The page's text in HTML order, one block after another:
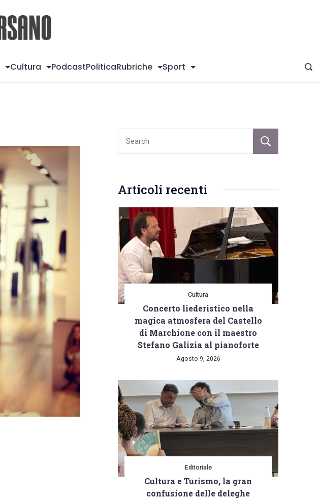
Cultura PodcastPoliticaRubriche Sport
Articoli recenti
Cultura
Concerto liederistico nella
magica atmosfera del Castello
di Marchione con il maestro
Stefano Galizia al pianoforte
Agosto 9, 2026
Editoriale
Cultura e Turismo, la gran
confusione delle deleghe